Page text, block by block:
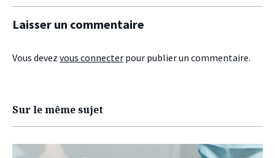
Laisser un commentaire
Vous devez vous connecter pour publier un commentaire.
Sur le même sujet